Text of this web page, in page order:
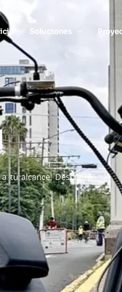
Soluciones
tu alcance! Descubre